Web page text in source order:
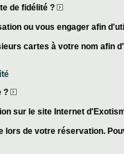
de fidélité ?
ou vous engager afin
cartes à votre nom afin
?
sur le site Internet
lors de votre réservation.